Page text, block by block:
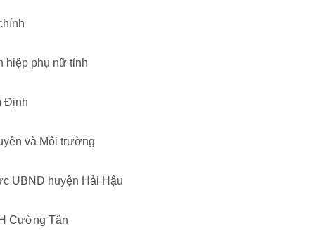
hiệp phụ nữ tỉnh
Định
và Môi trường
UBND huyện Hải Hậu
Cường Tân